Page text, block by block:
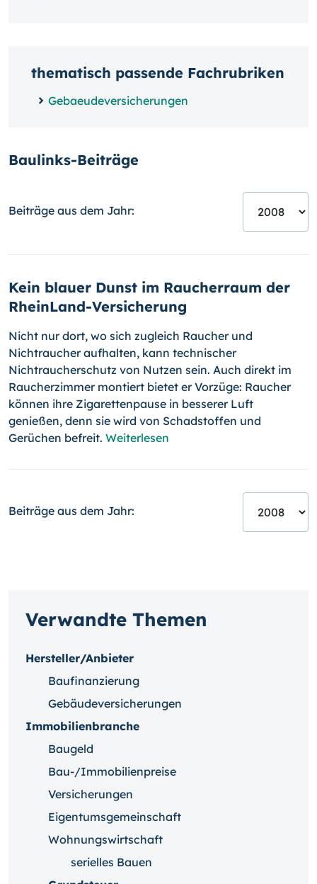
thematisch passende Fachrubriken
Gebaeudeversicherungen
Baulinks-Beiträge
Beiträge aus dem Jahr:
Kein blauer Dunst im Raucherraum der
RheinLand-Versicherung
Nicht nur dort, wo sich zugleich Raucher und
Nichtraucher aufhalten, kann technischer
Nichtraucherschutz von Nutzen sein. Auch direkt im
Raucherzimmer montiert bietet er Vorzüge: Raucher
können ihre Zigarettenpause in besserer Luft
genießen, denn sie wird von Schadstoffen und
Gerüchen befreit. Weiterlesen
Beiträge aus dem Jahr:
Verwandte Themen
Hersteller/Anbieter
Baufinanzierung
Gebäudeversicherungen
Immobilienbranche
Baugeld
Bau-/Immobilienpreise
Versicherungen
Eigentumsgemeinschaft
Wohnungswirtschaft
serielles Bauen